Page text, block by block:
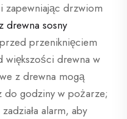
zapewniając drzwiom
drewna sosny
przeniknięciem
drewna w
z drewna mogą
do godziny w pożarze;
alarm, aby